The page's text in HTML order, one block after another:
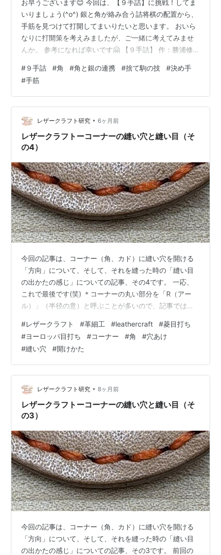
お早うございます😊 今回は、【９手詰】に挑戦！してま
いりましょう(^o^) 銀と角が絡み合う詰将棋の配置から、
手筋を見つけて打開してまいりたいと思います。 おいら
なりに打開策を考えみましたが、ご一緒に考えてみませ
んか。 参考になれば幸いです🤗 【９手詰】 作：勝浦修
ル：５分で１級。 一見して、４筋からの玉の上部脱出を
防ぐ策はあるか？ 上部脱出を防ぐ手立てとしては、 一つ
▲５四角打ち（下図）が考えられるが、如何でしょう
か？ 持ち駒が残り金一枚では捕まりそうにありません。
では、この玉を捕まえるには他に手立てはあるでしょう
か？ 【正解手順】゜ ▶…
#９手詰 #角 #角と銀の連携 #捨て駒の技 #決め手
#手筋
レザークラフト研究 • 6ヶ月前
レザークラフトーコーナーの縫い穴と縫い目（そ
の4）
今回の記事は、コーナー（角、カド）に縫い穴を開ける
「方向」について、そして、それを縫った時の「縫い目
の出かたの感じ」についての記事、その4です。 一応、
これで最後です(笑) ＊コーナーの丸い部分を「R（アー
ル）」（半径の意）と呼ぶことが多いので、記事では、
がとても小さく、どう考えてもコーナー上に縫い穴は1つ
しか開けられない、さて、どうやってそこの縫い穴を開
けようか？という話で、色々と縫ってみたのです。 角度
で言うと、90度(直角)、または、90度より小さいカーブ
の場合です。 それに対して、結果的には90度に曲がって
縫っていく場合でも、通常、…
#レザークラフト #革細工 #leathercraft #菱目打ち
#ヨーロッパ目打ち #コーナー #角 #穴あけ
#縫い穴 #開けかた
レザークラフト研究 • 8ヶ月前
レザークラフトーコーナーの縫い穴と縫い目（そ
の3）
今回の記事は、コーナー（角、カド）に縫い穴を開ける
「方向」について、そして、それを縫った時の「縫い目
の出かたの感じ」についての記事、その3です。 前回の